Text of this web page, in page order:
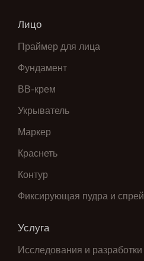
Лицо
Праймер для лица
Фундамент
ВВ-крем
Укрыватель
Маркер
Краснеть
Контур
Фиксирующая пудра и спрей
Услуга
Исследования и разработки